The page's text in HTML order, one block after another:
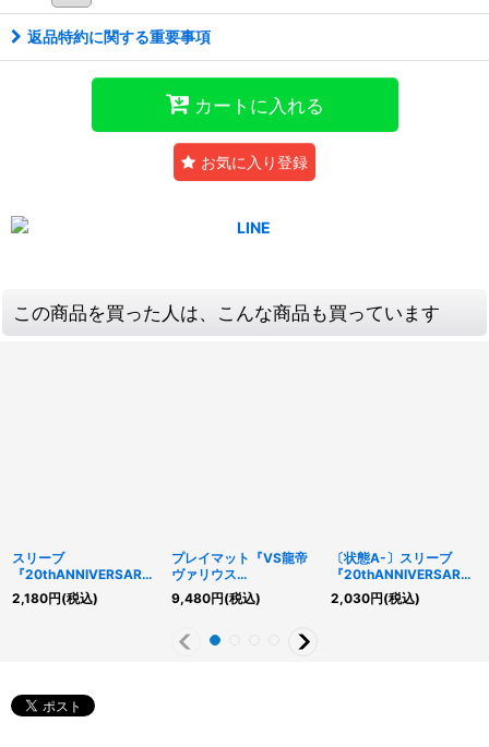
返品特約に関する重要事項
カートに入れる
お気に入り登録
この商品を買った人は、こんな商品も買っています
スリーブ
『20thANNIVERSARY
GOLD』55枚入り【-】
{-}《スリーブ》
2,180円(税込)
プレイマット『VS龍帝
ヴァリウス
(RANKINGDUEL2023-
1st-)』【-】{-}《プレ
9,480円(税込)
〔状態A-〕スリーブ
『20thANNIVERSARY
GOLD』55枚入り【-】
{-}《スリーブ》
2,030円(税込)